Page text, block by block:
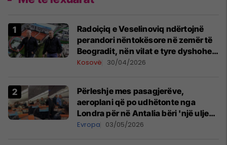
Radoiçiq e Veselinoviq ndërtojnë
perandori nëntokësore në zemër të
Beogradit, nën vilat e tyre dyshohet
se po bëjnë bunkerë
Kosovë 30/04/2026
Përleshje mes pasagjerëve,
aeroplani që po udhëtonte nga
Londra për në Antalia bëri 'një ulje
emergjente' në Prishtinë
Evropa 03/05/2026